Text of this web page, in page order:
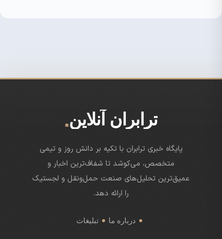
ترابران آنلاین.
پایگاه خبری ترابران با تکیه بر دانش روز و تیمی
متخصص، می‌کوشد تا شفاف‌ترین اخبار و
عمیق‌ترین تحلیل‌های صنعت حمل‌ونقل و لجستیک
را ارائه دهد.
درباره ما تبلیغات